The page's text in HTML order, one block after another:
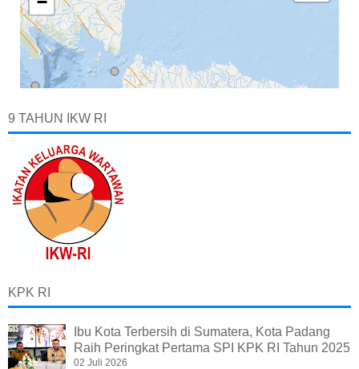
9 TAHUN IKW RI
KPK RI
Ibu Kota Terbersih di Sumatera, Kota Padang
Raih Peringkat Pertama SPI KPK RI Tahun 2025
02 Juli 2026